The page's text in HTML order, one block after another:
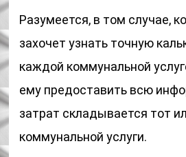
Разумеется, в том случае,
захочет узнать точную
каждой коммунальной
ему предоставить всю
затрат складывается тот
коммунальной услуги.